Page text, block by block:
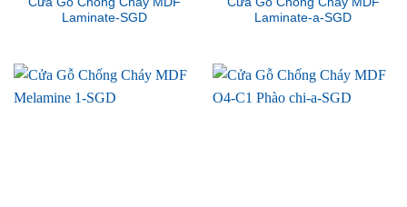
Laminate-SGD
Laminate-a-SGD